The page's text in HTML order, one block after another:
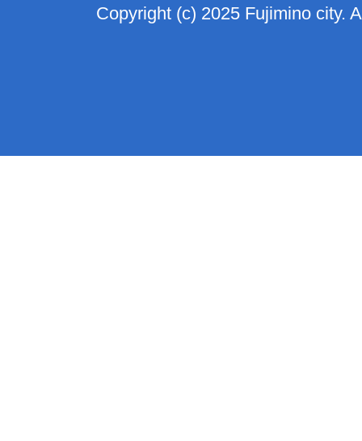
Copyright (c) 2025 Fujimino city.